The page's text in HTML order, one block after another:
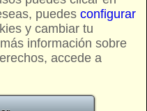
US
PAYPAL
puedes configurar
y cambiar tu
información sobre
accede a